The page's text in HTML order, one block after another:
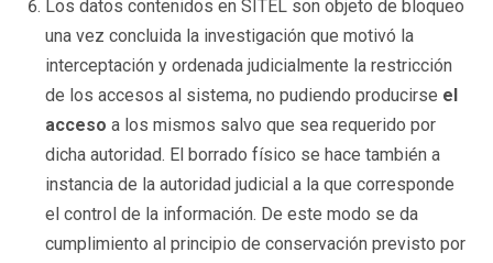
Los datos contenidos en SITEL son objeto de bloqueo
una vez concluida la investigación que motivó la
interceptación y ordenada judicialmente la restricción
de los accesos al sistema, no pudiendo producirse el
acceso a los mismos salvo que sea requerido por
dicha autoridad. El borrado físico se hace también a
instancia de la autoridad judicial a la que corresponde
el control de la información. De este modo se da
cumplimiento al principio de conservación previsto por